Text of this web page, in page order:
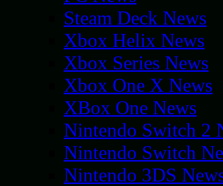
Steam Deck News
Xbox Helix News
Xbox Series News
Xbox One X News
XBox One News
Nintendo Switch 2
Nintendo Switch
Nintendo 3DS